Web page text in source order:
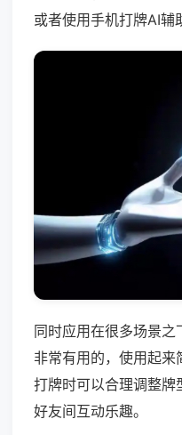
或者使用手机打牌AI辅
同时应用在很多场景
非常有用的，使用起
打牌时可以合理调整牌
好友间互动乐趣。